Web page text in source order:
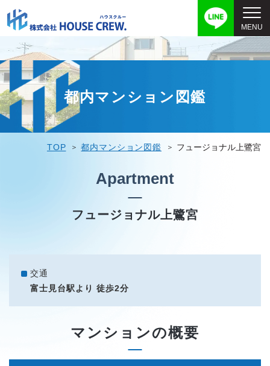
都内マンション図鑑
TOP 都内マンション図鑑 フュージョナル上鷺宮
Apartment
フュージョナル上鷺宮
交通
富士見台駅より 徒歩2分
マンションの概要